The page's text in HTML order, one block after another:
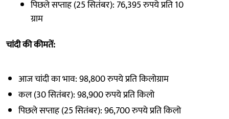
पिछले सप्ताह (25 सितंबर): 76,395 रुपये प्रति 10
ग्राम
चांदी की कीमतें:
आज चांदी का भाव: 98,800 रुपये प्रति किलोग्राम
कल (30 सितंबर): 98,900 रुपये प्रति किलो
पिछले सप्ताह (25 सितंबर): 96,700 रुपये प्रति किलो